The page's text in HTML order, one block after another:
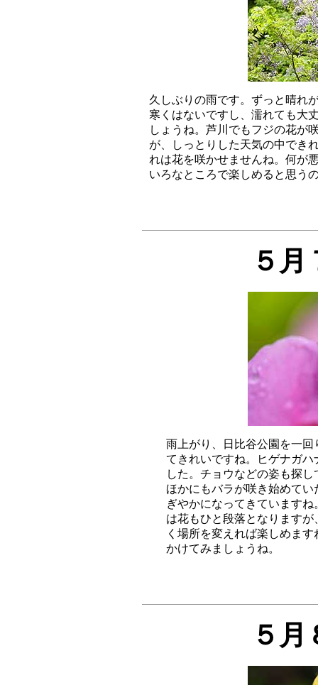
久しぶりの雨です。ずっと晴れ
寒くはないですし、濡れても大
しょうね。芦川でもフジの花が
が、しっとりした天気の中でき
れは花を咲かせませんね。何が
５月
雨上がり、日比谷公園を一
てきれいですね。ヒゲナガ
した。チョウなどの姿も探
ほかにもバラが咲き始めて
ぎやかになってきています
は花もひと段落となります
く場所を変えれば楽しめま
５月